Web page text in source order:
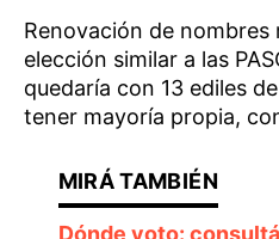
Renovación de nombres
elección similar a las
quedaría con 13 ediles
tener mayoría propia,
Dónde voto: